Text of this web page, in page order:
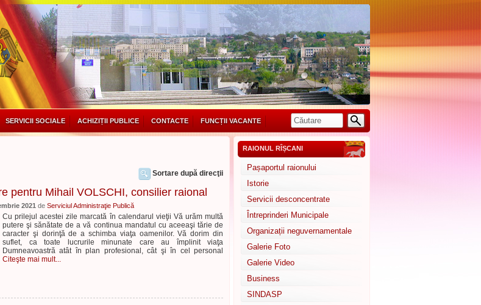
SERVICII SOCIALE ACHIZIȚII PUBLICE CONTACTE FUNCȚII VACANTE
Sortare după direcţii
pentru Mihail VOLSCHI, consilier raional
2021 de Serviciul Administraţie Publică
Cu prilejul acestei zile marcată în calendarul vieţii Vă urăm multă
putere şi sănătate de a vă continua mandatul cu aceeaşi tărie de
caracter şi dorinţă de a schimba viaţa oamenilor. Vă dorim din
suflet, ca toate lucrurile minunate care au împlinit viaţa
Dumneavoastră atât în plan profesional, cât şi în cel personal
Citeşte mai mult...
RAIONUL RÎȘCANI
Pașaportul raionului
Istorie
Servicii desconcentrate
Întreprinderi Municipale
Organizații neguvernamentale
Galerie Foto
Galerie Video
Business
SINDASP